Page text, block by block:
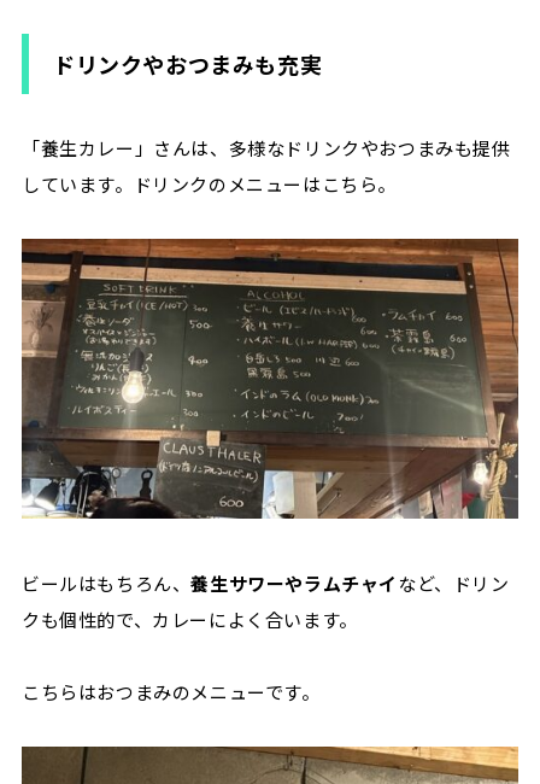
ドリンクやおつまみも充実
「養生カレー」さんは、多様なドリンクやおつまみも提供
しています。ドリンクのメニューはこちら。
ビールはもちろん、養生サワーやラムチャイ など、ドリン
クも個性的で、カレーによく合います。
こちらはおつまみのメニューです。